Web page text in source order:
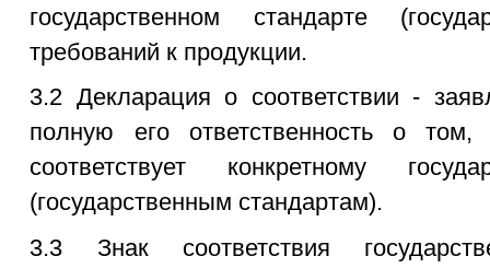
государственном стандарте
требований к продукции.
3.2 Декларация о соответствии -
полную его ответственность о
соответствует конкретному
(государственным стандартам).
3.3 Знак соответствия